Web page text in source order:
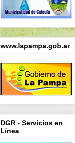
www.lapampa.gob.ar
DGR - Servicios en
Línea